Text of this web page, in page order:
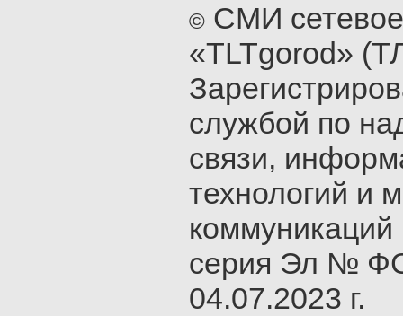
© СМИ
«TLTgorod»
службой по
связи,
технологий и
серия Эл №
04.07.2023 г.